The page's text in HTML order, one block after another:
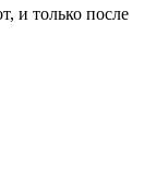
и только после